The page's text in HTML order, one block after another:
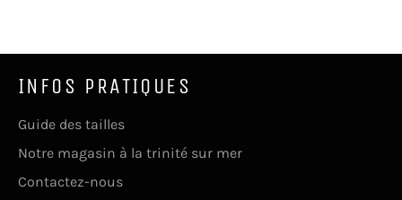
INFOS PRATIQUES
Guide des tailles
Notre magasin à la trinité sur mer
Contactez-nous